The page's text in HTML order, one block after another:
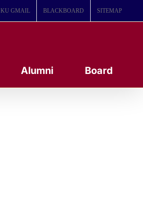
KU GMAIL BLACKBOARD SITEMAP
Alumni Board